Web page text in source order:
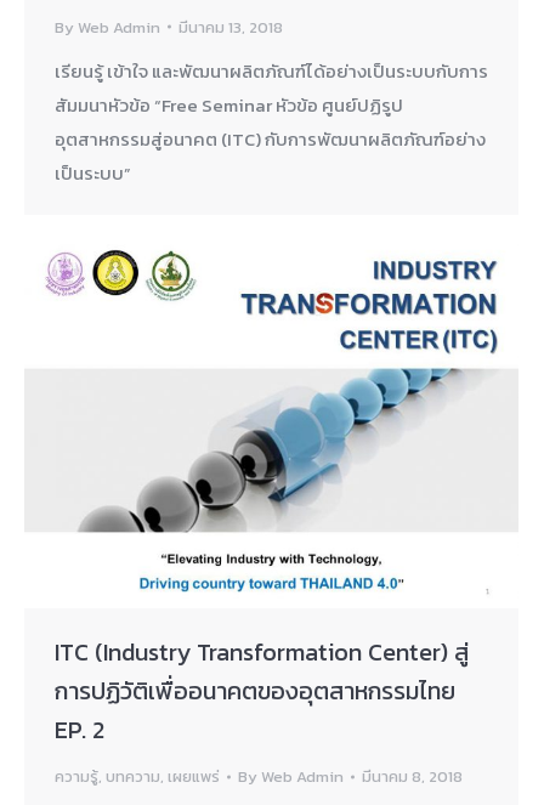
By Web Admin มีนาคม 13, 2018
เรียนรู้ เข้าใจ และพัฒนาผลิตภัณฑ์ได้อย่างเป็นระบบกับการ
สัมมนาหัวข้อ “Free Seminar หัวข้อ ศูนย์ปฏิรูป
อุตสาหกรรมสู่อนาคต (ITC) กับการพัฒนาผลิตภัณฑ์อย่าง
เป็นระบบ”
ITC (Industry Transformation Center) สู่
การปฏิวัติเพื่ออนาคตของอุตสาหกรรมไทย
EP. 2
ความรู้, บทความ, เผยแพร่ By Web Admin มีนาคม 8, 2018